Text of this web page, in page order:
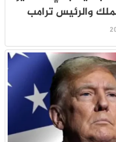
والرئيس ترامب